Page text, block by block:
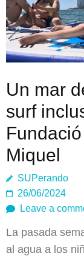
Un mar
surf
Miquel
SUPerando
26/06/2024
Leave a
La pasada
al agua a los